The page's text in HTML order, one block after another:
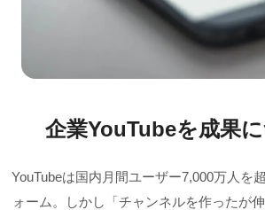
企業YouTubeを成果
YouTubeは国内月間ユーザー7,000万人を
ォーム。しかし「チャンネルを作ったが